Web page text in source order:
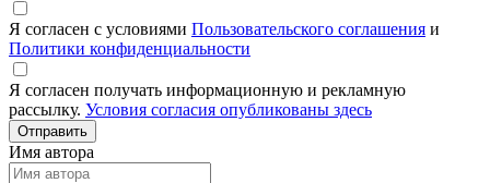
Я согласен с условиями Пользовательского соглашения и
Политики конфиденциальности
Я согласен получать информационную и рекламную
рассылку. Условия согласия опубликованы здесь
Отправить
Имя автора